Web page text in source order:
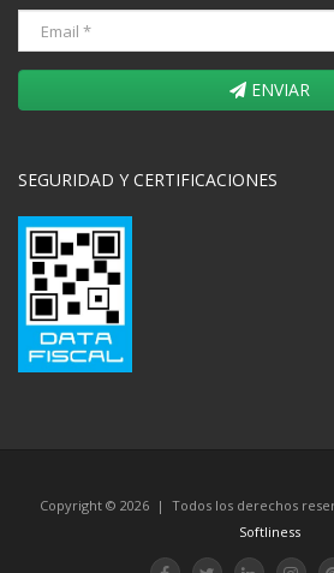
ENVIAR
SEGURIDAD Y CERTIFICACIONES
Copyright © 2026 | Todos los derechos
Softliness